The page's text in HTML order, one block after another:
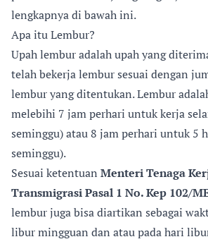
lengkapnya di bawah ini.
Apa itu Lembur?
Upah lembur adalah upah yang
telah bekerja lembur sesuai dengan
lembur yang ditentukan. Lembur
melebihi 7 jam perhari untuk kerja
seminggu) atau 8 jam perhari untuk 5
seminggu).
Sesuai ketentuan Menteri Tenaga
Transmigrasi Pasal 1 No. Kep 102/
lembur juga bisa diartikan sebagai
libur mingguan dan atau pada hari